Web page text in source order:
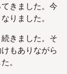
きました。今
りました。
きました。そ
もありながら
。